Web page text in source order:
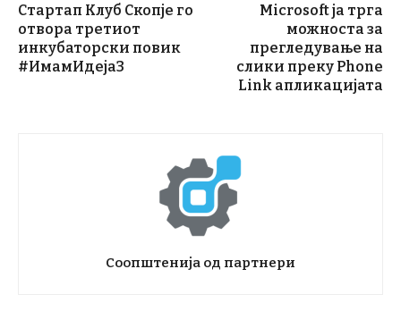
Стартап Клуб Скопје го
отвора третиот
инкубаторски повик
#ИмамИдеја3
Microsoft ја трга
можноста за
прегледување на
слики преку Phone
Link апликацијата
Соопштенија од партнери